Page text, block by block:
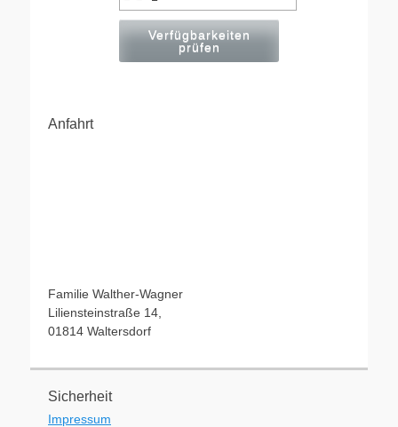
Verfügbarkeiten
prüfen
Anfahrt
Familie Walther-Wagner
Liliensteinstraße 14,
01814 Waltersdorf
Sicherheit
Impressum